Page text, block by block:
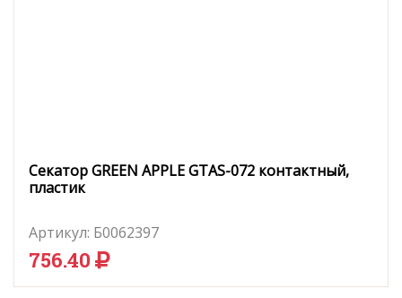
Секатор GREEN APPLE GTAS-072 контактный,
пластик
Артикул: Б0062397
756.40